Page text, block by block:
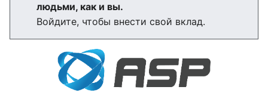
людьми, как и вы.
Войдите, чтобы внести свой вклад.